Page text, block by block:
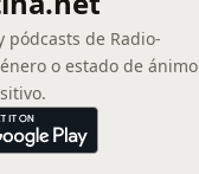
pódcasts de Radio-
o estado de ánimo